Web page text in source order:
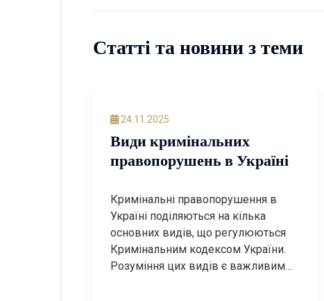
Статті та новини з теми
24.11.2025
Види кримінальних
правопорушень в Україні
Кримінальні правопорушення в
Україні поділяються на кілька
основних видів, що регулюються
Кримінальним кодексом України.
Розуміння цих видів є важливим